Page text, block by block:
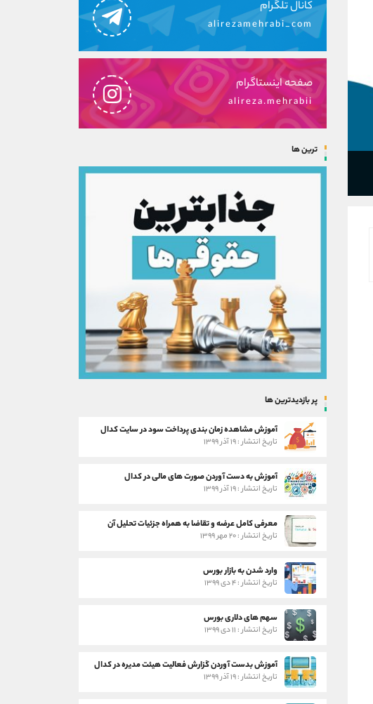
کانال تلگرام
alirezamehrabi_com
صفحه اینستاگرام
alireza.mehrabii
ترین ها
پر بازدیدترین ها
آموزش مشاهده زمان بندی پرداخت سود در سایت کدال
تاریخ انتشار : ۱۹ آذر ۱۳۹۹
آموزش به دست آوردن صورت های مالی در کدال
تاریخ انتشار : ۱۹ آذر ۱۳۹۹
معرفی کامل عرضه و تقاضا به همراه جزئیات تحلیل آن
تاریخ انتشار : ۲۰ مهر ۱۳۹۹
وارد شدن به بازار بورس
تاریخ انتشار : ۴ دی ۱۳۹۹
سهم های دلاری بورس
تاریخ انتشار : ۱۱ دی ۱۳۹۹
آموزش بدست آوردن گزارش فعالیت هیئت مدیره در کدال
تاریخ انتشار : ۱۹ آذر ۱۳۹۹